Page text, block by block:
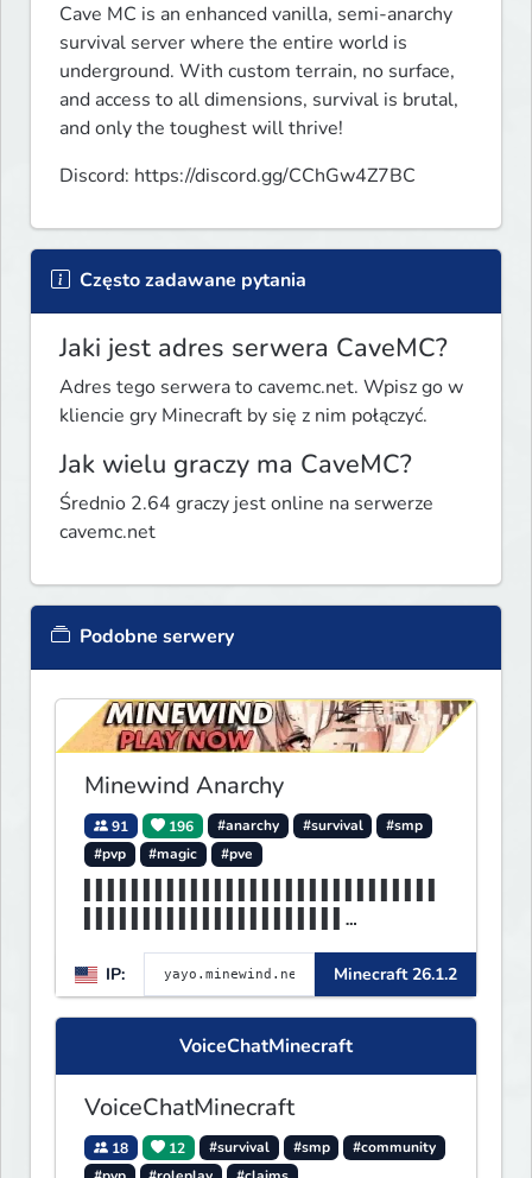
Cave MC is an enhanced vanilla, semi-anarchy
survival server where the entire world is
underground. With custom terrain, no surface,
and access to all dimensions, survival is brutal,
and only the toughest will thrive!
Discord: https://discord.gg/CChGw4Z7BC
Często zadawane pytania
Jaki jest adres serwera CaveMC?
Adres tego serwera to cavemc.net. Wpisz go w
kliencie gry Minecraft by się z nim połączyć.
Jak wielu graczy ma CaveMC?
Średnio 2.64 graczy jest online na serwerze
cavemc.net
Podobne serwery
Minewind Anarchy
91 196 #anarchy #survival
#smp
#pvp
#magic #pve
▌▌▌▌▌MINEWIND▌▌▌▌▌▌▌▌▌▌▌▌▌▌▌▌▌
▌▌▌▌▌▌▌▌▌▌▌▌▌▌▌▌▌▌▌▌▌▌
IP: Minecraft 26.1.2
VoiceChatMinecraft
VoiceChatMinecraft
18 12 #survival #smp
#community